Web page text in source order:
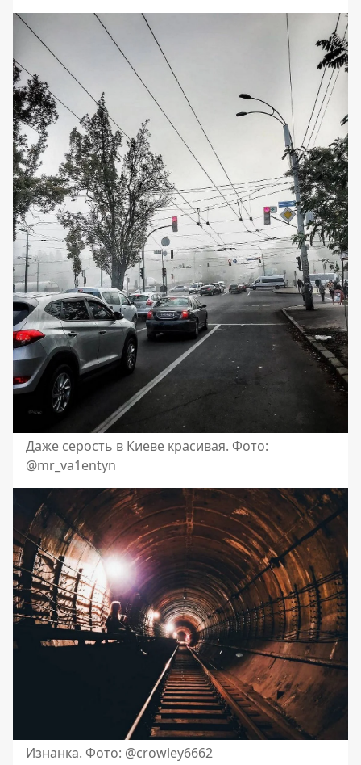
Даже серость в Киеве красивая. Фото:
@mr_va1entyn
Изнанка. Фото: @crowley6662